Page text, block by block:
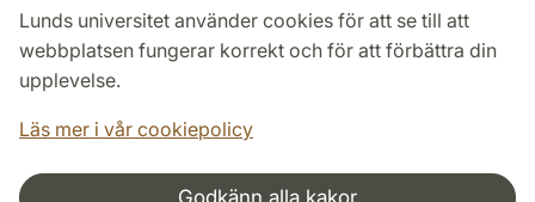
Lunds universitet använder cookies för att se till att
webbplatsen fungerar korrekt och för att förbättra din
upplevelse.
Läs mer i vår cookiepolicy
Godkänn alla kakor
Behandling av personuppgifter
Tillgänglighetsredogörelse